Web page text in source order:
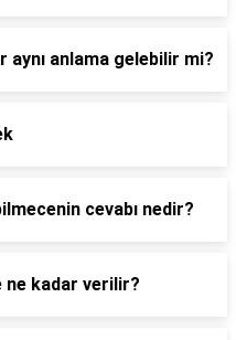
anlama gelebilir mi?
cevabı nedir?
kadar verilir?